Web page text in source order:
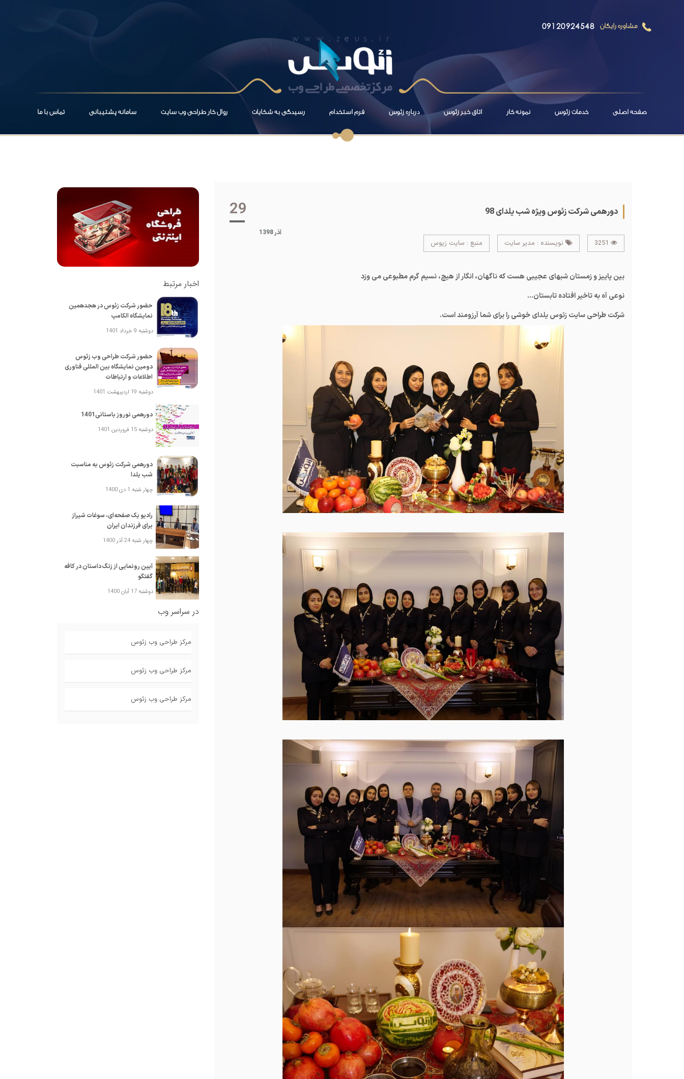
مشاوره رایگان 09120924548
صفحه اصلی خدمات زئوس نمونه کار اتاق خبر زئوس درباره زئوس فرم استخدام رسیدگی به شکایات روال کار طراحی وب سایت سامانه پشتیبانی تماس با ما
دورهمی شرکت زئوس ویژه شب یلدای 98
نویسنده : مدیر سایت منبع : سایت زیوس
29
1398 آذر
بین پاییز و زمستان شبهای عجیبی هست که ناگهان، انگار از هیچ، نسیم گرم مطبوعی می وزد
نوعی آه به تاخیر افتاده تابستان...
شرکت طراحی سایت زئوس یلدای خوشی را برای شما آرزومند است.
اخبار مرتبط
حضور شرکت زئوس در هجدهمین
نمایشگاه الکامپ
دوشنبه 9 خرداد 1401
حضور شرکت طراحی وب زئوس
‎دومین نمایشگاه بین المللی فناوری
اطلاعات و ارتباطات
دوشنبه 19 اردیبهشت 1401
دورهمی نوروز باستانی1401
دوشنبه 15 فروردین 1401
دورهمی شرکت زئوس به مناسبت
شب یلدا
چهار شنبه 1 دی 1400
رادیو یک صفحه‌ای، سوغات شیراز
برای فرزندان ایران
چهار شنبه 24 آذر 1400
آیین رونمایی از زنگ داستان در کافه
گفتگو
دوشنبه 17 آبان 1400
در سراسر وب
مرکز طراحی وب زئوس
مرکز طراحی وب زئوس
مرکز طراحی وب زئوس